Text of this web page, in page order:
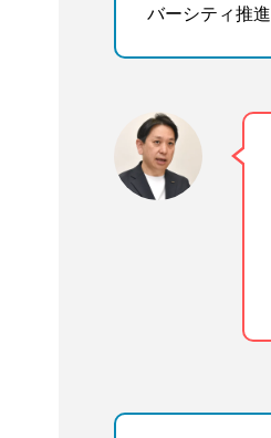
バーシティ推進